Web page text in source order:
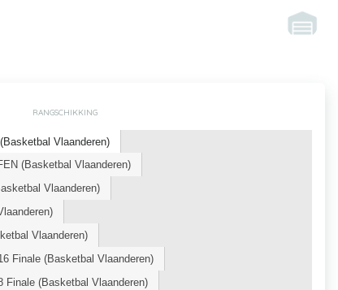
RANGSCHIKKING
Vlaanderen)
(Basketbal Vlaanderen)
Vlaanderen)
Vlaanderen)
Finale (Basketbal Vlaanderen)
Finale (Basketbal Vlaanderen)